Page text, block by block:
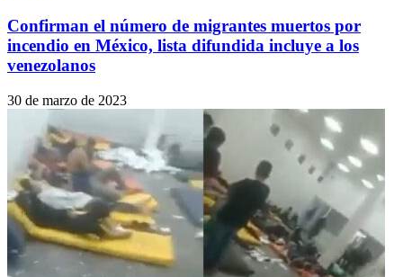
Confirman el número de migrantes muertos por
incendio en México, lista difundida incluye a los
venezolanos
30 de marzo de 2023